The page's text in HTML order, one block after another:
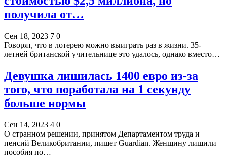
получила от…
Сен 18, 2023 7 0
Говорят, что в лотерею можно выиграть раз в жизни. 35-
летней британской учительнице это удалось, однако вместо…
Девушка лишилась 1400 евро из-за
того, что поработала на 1 секунду
больше нормы
Сен 14, 2023 4 0
О странном решении, принятом Департаментом труда и
пенсий Великобритании, пишет Guardian. Женщину лишили
пособия по…